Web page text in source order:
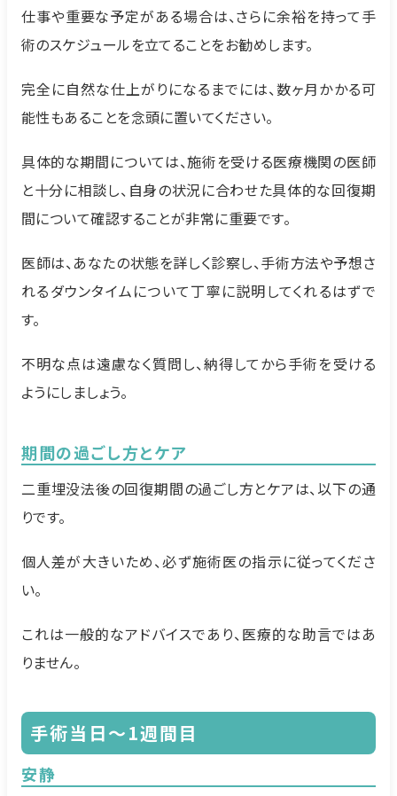
仕事や重要な予定がある場合は、さらに余裕を持って手
術のスケジュールを立てることをお勧めします。
完全に自然な仕上がりになるまでには、数ヶ月かかる可
能性もあることを念頭に置いてください。
具体的な期間については、施術を受ける医療機関の医師
と十分に相談し、自身の状況に合わせた具体的な回復期
間について確認することが非常に重要です。
医師は、あなたの状態を詳しく診察し、手術方法や予想さ
れるダウンタイムについて丁寧に説明してくれるはずで
す。
不明な点は遠慮なく質問し、納得してから手術を受ける
ようにしましょう。
期間の過ごし方とケア
二重埋没法後の回復期間の過ごし方とケアは、以下の通
りです。
個人差が大きいため、必ず施術医の指示に従ってくださ
い。
これは一般的なアドバイスであり、医療的な助言ではあ
りません。
手術当日〜1週間目
安静